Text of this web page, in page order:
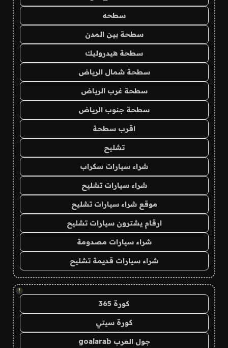
سطحه
سطحة بين المدن
سطحة هيدروليك
سطحة شمال الرياض
سطحة غرب الرياض
سطحة جنوب الرياض
اقرب سطحة
تشليح
شراء سيارات سكراب
شراء سيارات تشليح
موقع شراء سيارات تشليح
ارقام يشترون سيارات تشليح
شراء سيارات مصدومة
شراء سيارات قديمة تشليح
!
كورة 365
كورة سيتي
جول العرب goalarab